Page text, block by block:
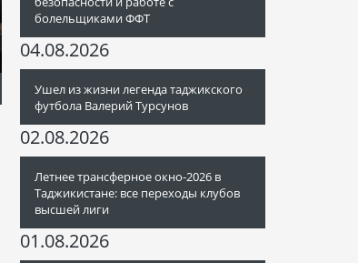
болельщиками ФФТ
04.08.2026
Ушел из жизни легенда таджикского
футбола Валерий Турсунов
02.08.2026
Летнее трансферное окно-2026 в
Таджикистане: все переходы клубов
высшей лиги
01.08.2026